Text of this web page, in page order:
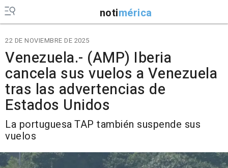
notimérica
22 DE NOVIEMBRE DE 2025
Venezuela.- (AMP) Iberia
cancela sus vuelos a Venezuela
tras las advertencias de
Estados Unidos
La portuguesa TAP también suspende sus
vuelos